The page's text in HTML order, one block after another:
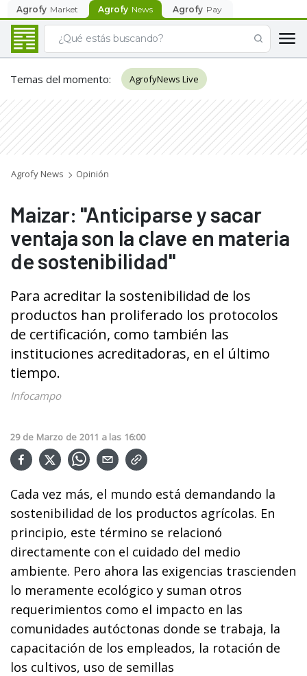
Agrofy Market Agrofy News Agrofy Pay
Temas del momento: AgrofyNews Live
Agrofy News Opinión
Maizar: "Anticiparse y sacar
ventaja son la clave en materia
de sostenibilidad"
Para acreditar la sostenibilidad de los
productos han proliferado los protocolos
de certificación, como también las
instituciones acreditadoras, en el último
tiempo.
Infocampo
29 de Marzo de 2011 a las 16:00
Cada vez más, el mundo está demandando la
sostenibilidad de los productos agrícolas. En
principio, este término se relacionó
directamente con el cuidado del medio
ambiente. Pero ahora las exigencias trascienden
lo meramente ecológico y suman otros
requerimientos como el impacto en las
comunidades autóctonas donde se trabaja, la
capacitación de los empleados, la rotación de
los cultivos, uso de semillas